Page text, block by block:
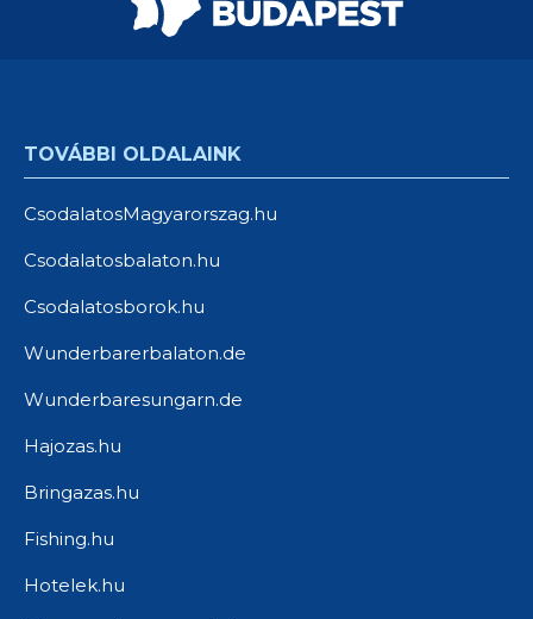
TOVÁBBI OLDALAINK
CsodalatosMagyarorszag.hu
Csodalatosbalaton.hu
Csodalatosborok.hu
Wunderbarerbalaton.de
Wunderbaresungarn.de
Hajozas.hu
Bringazas.hu
Fishing.hu
Hotelek.hu